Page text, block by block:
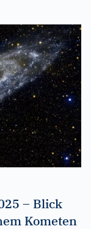
– Blick
Kometen